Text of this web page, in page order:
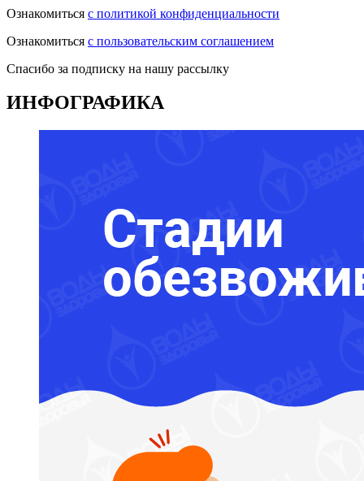
Ознакомиться с политикой конфиденциальности
Ознакомиться с пользовательским соглашением
Спасибо за подписку на нашу рассылку
ИНФОГРАФИКА